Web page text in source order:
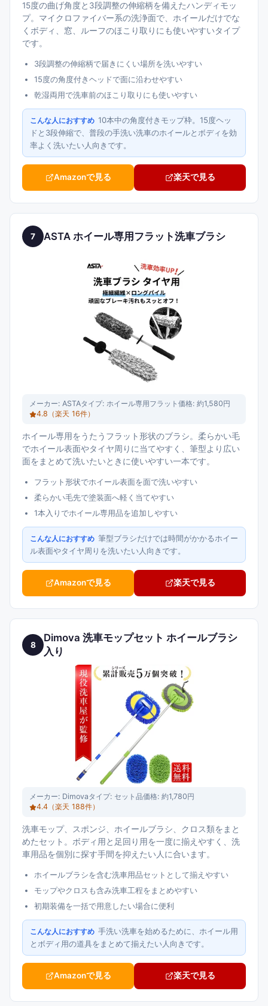
15度の曲げ角度と3段調整の伸縮柄を備えたハンディモッ
プ。マイクロファイバー系の洗浄面で、ホイールだけでな
くボディ、窓、ルーフのほこり取りにも使いやすいタイプ
です。
3段調整の伸縮柄で届きにくい場所を洗いやすい
15度の角度付きヘッドで面に沿わせやすい
乾湿両用で洗車前のほこり取りにも使いやすい
こんな人におすすめ 10本中の角度付きモップ枠。15度ヘッ
ドと3段伸縮で、普段の手洗い洗車のホイールとボディを効
率よく洗いたい人向きです。
Amazonで見る 楽天で見る
7 ASTA ホイール専用フラット洗車ブラシ
メーカー: ASTAタイプ: ホイール専用フラット 価格: 約1,580円
4.8 （楽天 16件）
ホイール専用をうたうフラット形状のブラシ。柔らかい毛
でホイール表面やタイヤ周りに当てやすく、筆型より広い
面をまとめて洗いたいときに使いやすい一本です。
フラット形状でホイール表面を面で洗いやすい
柔らかい毛先で塗装面へ軽く当てやすい
1本入りでホイール専用品を追加しやすい
こんな人におすすめ 筆型ブラシだけでは時間がかかるホイー
ル表面やタイヤ周りを洗いたい人向きです。
Amazonで見る 楽天で見る
8
Dimova 洗車モップセット ホイールブラシ
入り
メーカー: Dimovaタイプ: セット品価格: 約1,780円
4.4 （楽天 188件）
洗車モップ、スポンジ、ホイールブラシ、クロス類をまと
めたセット。ボディ用と足回り用を一度に揃えやすく、洗
車用品を個別に探す手間を抑えたい人に合います。
ホイールブラシを含む洗車用品セットとして揃えやすい
モップやクロスも含み洗車工程をまとめやすい
初期装備を一括で用意したい場合に便利
こんな人におすすめ 手洗い洗車を始めるために、ホイール用
とボディ用の道具をまとめて揃えたい人向きです。
Amazonで見る 楽天で見る